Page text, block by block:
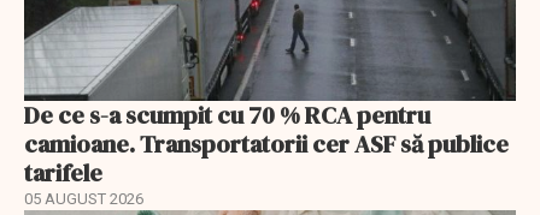
De ce s-a scumpit cu 70 % RCA pentru
camioane. Transportatorii cer ASF să publice
tarifele
05 AUGUST 2026